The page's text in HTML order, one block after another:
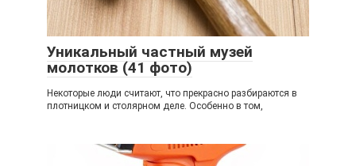
Уникальный частный музей
молотков (41 фото)
Некоторые люди считают, что прекрасно разбираются в
плотницком и столярном деле. Особенно в том,